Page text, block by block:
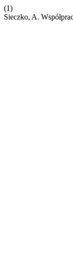
(1)
Sieczko, A.